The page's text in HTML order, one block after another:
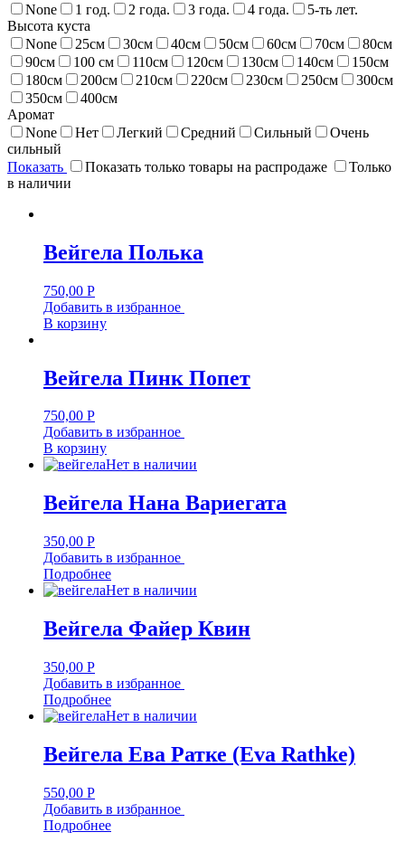
None
1 год. 2 года. 3 года. 4 года.
5-ть лет.
Высота куста
None
25см 30см 40см 50см 60см 70см
80см
90см
100 см 110см 120см 130см 140см
150см
180см
200см 210см 220см 230см 250см
300см
350см
400см
Аромат
None
Нет Легкий Средний Сильный
Очень
сильный
Показать
Показать только товары на распродаже
Только
в наличии
Вейгела Полька
750,00 Р
Добавить в избранное
В корзину
Вейгела Пинк Попет
750,00 Р
Добавить в избранное
В корзину
Нет в наличии
Вейгела Нана Вариегата
350,00 Р
Добавить в избранное
Подробнее
Нет в наличии
Вейгела Файер Квин
350,00 Р
Добавить в избранное
Подробнее
Нет в наличии
Вейгела Ева Ратке (Eva Rathke)
550,00 Р
Добавить в избранное
Подробнее